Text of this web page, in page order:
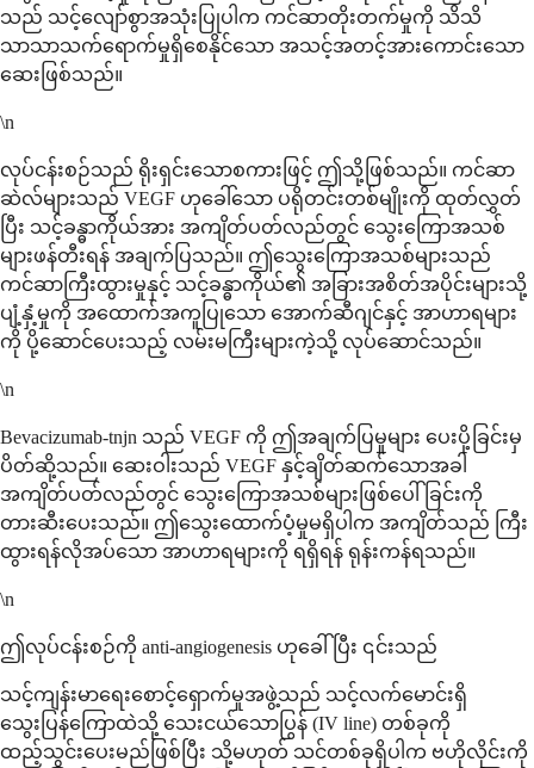
သည် သင့်လျော်စွာအသုံးပြုပါက ကင်ဆာတိုးတက်မှုကို သိသိ
သာသာသက်ရောက်မှုရှိစေနိုင်သော အသင့်အတင့်အားကောင်းသော
ဆေးဖြစ်သည်။
\n
လုပ်ငန်းစဉ်သည် ရိုးရှင်းသောစကားဖြင့် ဤသို့ဖြစ်သည်။ ကင်ဆာ
ဆဲလ်များသည် VEGF ဟုခေါ်သော ပရိုတင်းတစ်မျိုးကို ထုတ်လွှတ်
ပြီး သင့်ခန္ဓာကိုယ်အား အကျိတ်ပတ်လည်တွင် သွေးကြောအသစ်
များဖန်တီးရန် အချက်ပြသည်။ ဤသွေးကြောအသစ်များသည်
ကင်ဆာကြီးထွားမှုနှင့် သင့်ခန္ဓာကိုယ်၏ အခြားအစိတ်အပိုင်းများသို့
ပျံ့နှံ့မှုကို အထောက်အကူပြုသော အောက်ဆီဂျင်နှင့် အာဟာရများ
ကို ပို့ဆောင်ပေးသည့် လမ်းမကြီးများကဲ့သို့ လုပ်ဆောင်သည်။
\n
Bevacizumab-tnjn သည် VEGF ကို ဤအချက်ပြမှုများ ပေးပို့ခြင်းမှ
ပိတ်ဆို့သည်။ ဆေးဝါးသည် VEGF နှင့်ချိတ်ဆက်သောအခါ
အကျိတ်ပတ်လည်တွင် သွေးကြောအသစ်များဖြစ်ပေါ်ခြင်းကို
တားဆီးပေးသည်။ ဤသွေးထောက်ပံ့မှုမရှိပါက အကျိတ်သည် ကြီး
ထွားရန်လိုအပ်သော အာဟာရများကို ရရှိရန် ရုန်းကန်ရသည်။
\n
ဤလုပ်ငန်းစဉ်ကို anti-angiogenesis ဟုခေါ်ပြီး ၎င်းသည်
သင့်ကျန်းမာရေးစောင့်ရှောက်မှုအဖွဲ့သည် သင့်လက်မောင်းရှိ
သွေးပြန်ကြောထဲသို့ သေးငယ်သောပြွန် (IV line) တစ်ခုကို
ထည့်သွင်းပေးမည်ဖြစ်ပြီး သို့မဟုတ် သင်တစ်ခုရှိပါက ဗဟိုလိုင်းကို